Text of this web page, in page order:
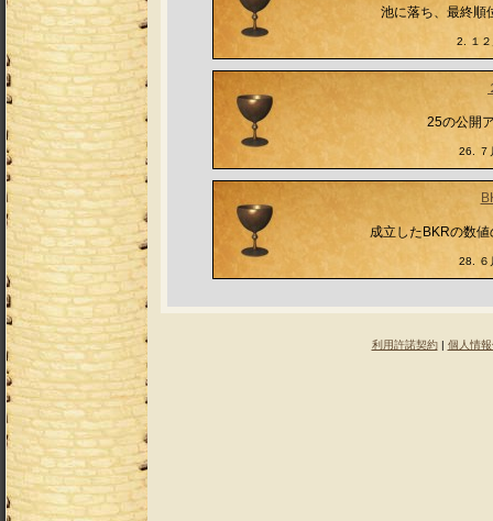
池に落ち、最終順
2. １
25の公開
26. ７
成立したBKRの数
28. ６
利用許諾契約| 個人情